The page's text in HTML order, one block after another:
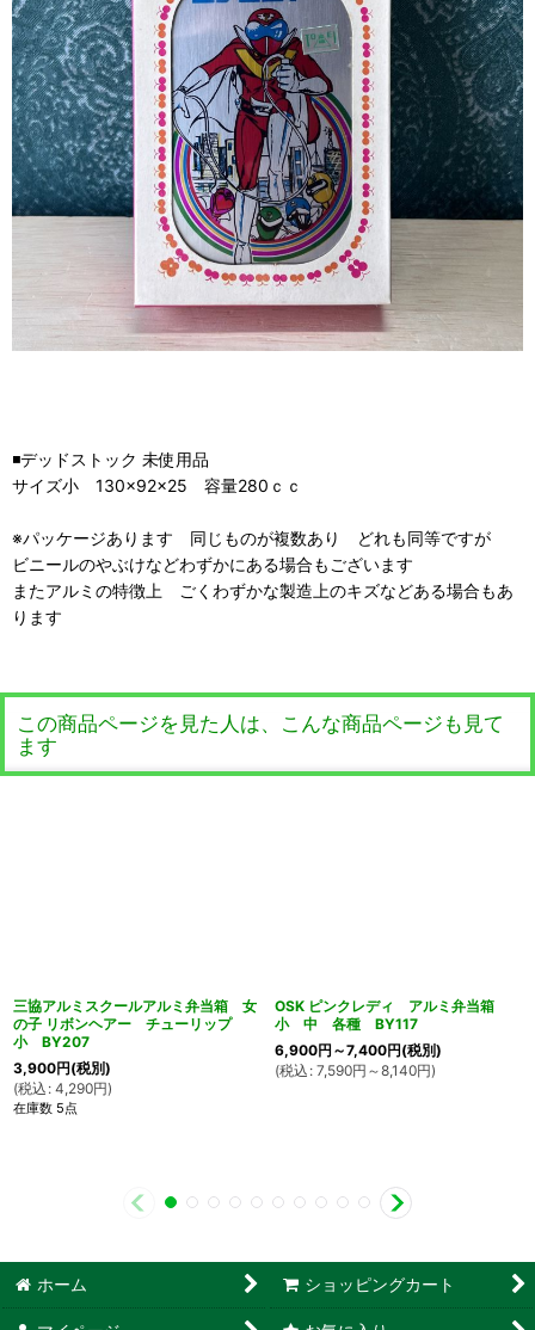
◾️デッドストック 未使用品
サイズ小 130×92×25 容量280ｃｃ
※パッケージあります 同じものが複数あり どれも同等ですが
ビニールのやぶけなどわずかにある場合もございます
またアルミの特徴上 ごくわずかな製造上のキズなどある場合もあ
ります
この商品ページを見た人は、こんな商品ページも見て
ます
三協アルミスクールアルミ弁当箱 女
の子 リボンヘアー チューリップ
小 BY207
3,900円(税別)
(税込 : 4,290円)
在庫数 5点
OSK ピンクレディ アルミ弁当箱
小 中 各種 BY117
6,900円 ～7,400円(税別)
(税込 : 7,590円 ～8,140円)
ホーム ショッピングカート